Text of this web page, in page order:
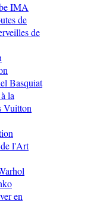
IMA
de
de
Basquiat
la
Vuitton
l'Art
en